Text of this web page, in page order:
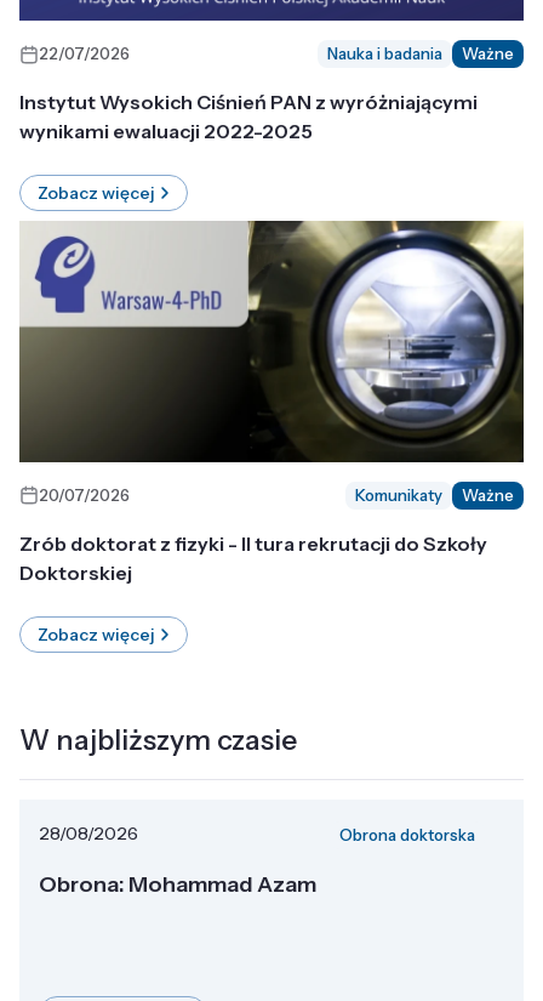
22/07/2026 Nauka i badania Ważne
Instytut Wysokich Ciśnień PAN z wyróżniającymi
wynikami ewaluacji 2022-2025
Zobacz więcej
20/07/2026 Komunikaty Ważne
Zrób doktorat z fizyki - II tura rekrutacji do Szkoły
Doktorskiej
Zobacz więcej
W najbliższym czasie
28/08/2026 Obrona doktorska
Obrona: Mohammad Azam